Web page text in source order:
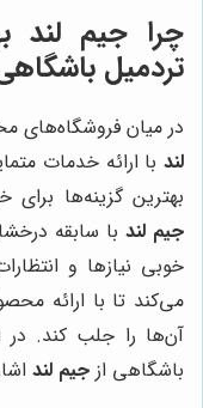
چراجیم لند
تردمیل
در میان فروشگاه‌های
لند با ارائه خدمات
بهترین گزینه‌ها
جیم لندبا سابقه
خوبی نیازها و
می‌کند تا با ارائه
آن‌ها را جلب کند. در
باشگاهی از جیم لند